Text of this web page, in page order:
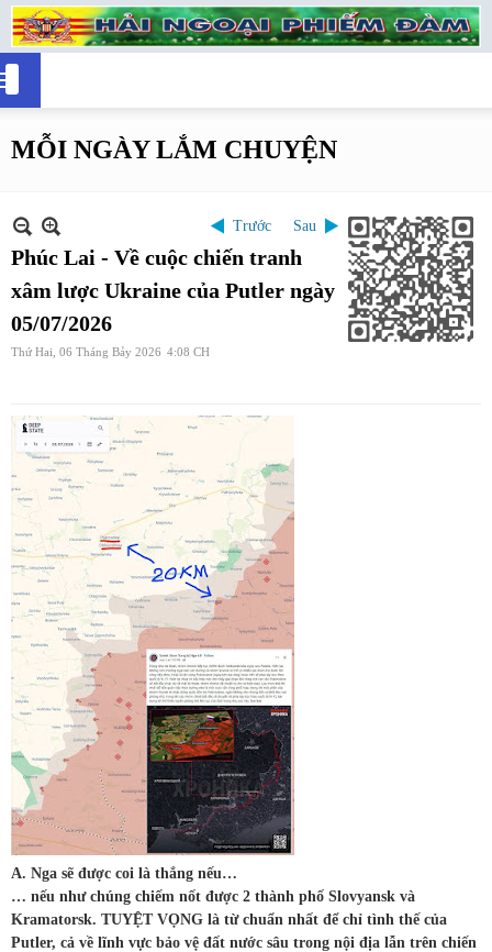
MỖI NGÀY LẮM CHUYỆN
Trước Sau
Phúc Lai - Về cuộc chiến tranh
xâm lược Ukraine của Putler ngày
05/07/2026
Thứ Hai, 06 Tháng Bảy 2026 4:08 CH
A. Nga sẽ được coi là thắng nếu…
… nếu như chúng chiếm nốt được 2 thành phố Slovyansk và
Kramatorsk. TUYỆT VỌNG là từ chuẩn nhất để chỉ tình thế của
Putler, cả về lĩnh vực bảo vệ đất nước sâu trong nội địa lẫn trên chiến